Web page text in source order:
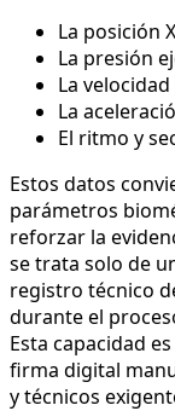
La posición
La presión
La
La
El ritmo y
Estos datos
parámetros
reforzar la
se trata solo de
registro técnico
durante el
Esta capacidad
firma digital
y técnicos